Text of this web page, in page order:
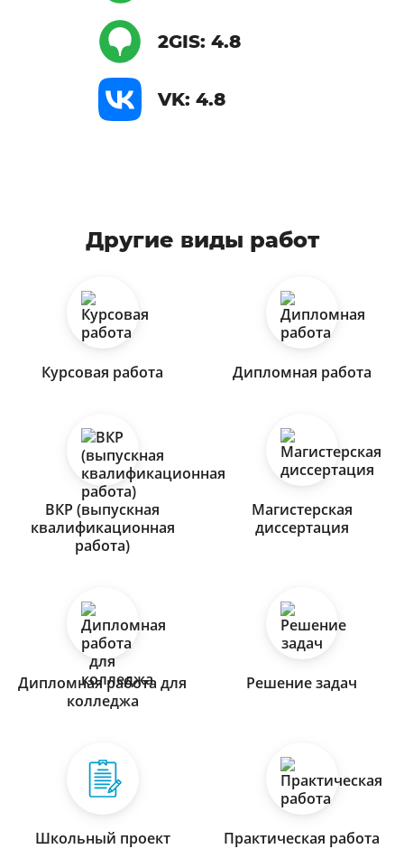
2GIS: 4.8
VK: 4.8
Другие виды работ
Курсовая работа Дипломная работа
ВКР (выпускная
квалификационная
работа)
Магистерская
диссертация
Дипломная работа для
колледжа
Решение задач
Школьный проект Практическая работа